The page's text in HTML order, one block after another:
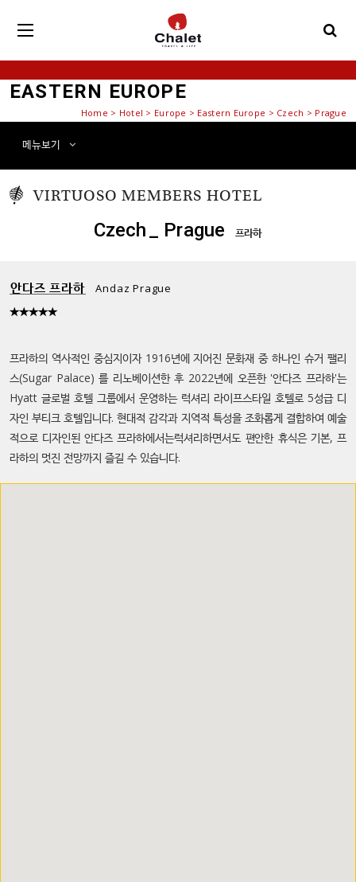
EASTERN EUROPE
Home > Hotel > Europe > Eastern Europe > Czech > Prague
메뉴보기
Czech_ Prague 프라하
VIRTUOSO MEMBERS HOTEL
안다즈 프라하 Andaz Prague
★★★★★
프라하의 역사적인 중심지이자 1916년에 지어진 문화재 중 하나인 슈거 팰리
스(Sugar Palace) 를 리노베이션한 후 2022년에 오픈한 '안다즈 프라하'는
Hyatt 글로벌 호텔 그룹에서 운영하는 럭셔리 라이프스타일 호텔로 5성급 디
자인 부티크 호텔입니다. 현대적 감각과 지역적 특성을 조화롭게 결합하여 예술
적으로 디자인된 안다즈 프라하에서는럭셔리하면서도 편안한 휴식은 기본, 프
라하의 멋진 전망까지 즐길 수 있습니다.